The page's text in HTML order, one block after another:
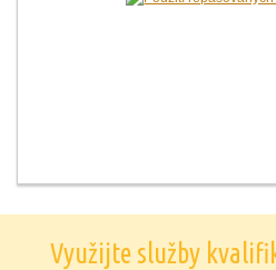
Využijte služby